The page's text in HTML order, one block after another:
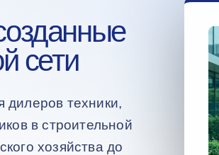
сети
дилеров техники,
в строительной
хозяйства до